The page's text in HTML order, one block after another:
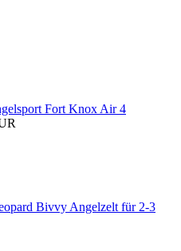
Fort Knox Air 4
Bivvy Angelzelt für 2-3